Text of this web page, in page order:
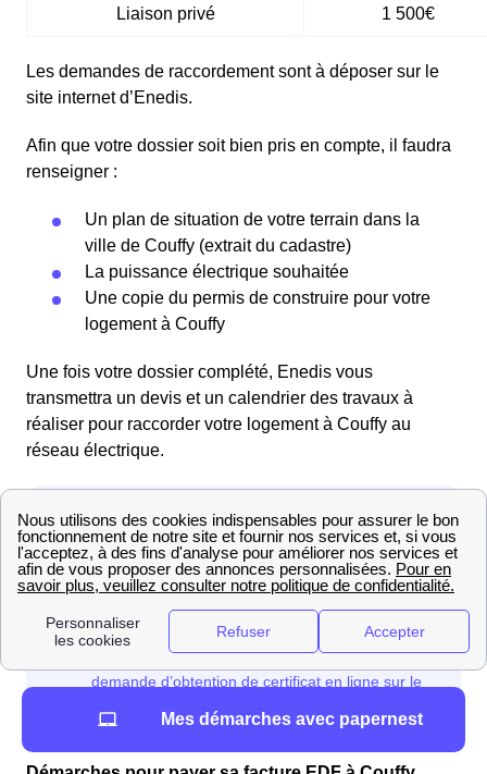
Liaison privé 1 500€
Les demandes de raccordement sont à déposer sur le
site internet d’Enedis.
Afin que votre dossier soit bien pris en compte, il faudra
renseigner :
Un plan de situation de votre terrain dans la
ville de Couffy (extrait du cadastre)
La puissance électrique souhaitée
Une copie du permis de construire pour votre
logement à Couffy
Une fois votre dossier complété, Enedis vous
transmettra un devis et un calendrier des travaux à
réaliser pour raccorder votre logement à Couffy au
réseau électrique.
Mes démarches avec papernest